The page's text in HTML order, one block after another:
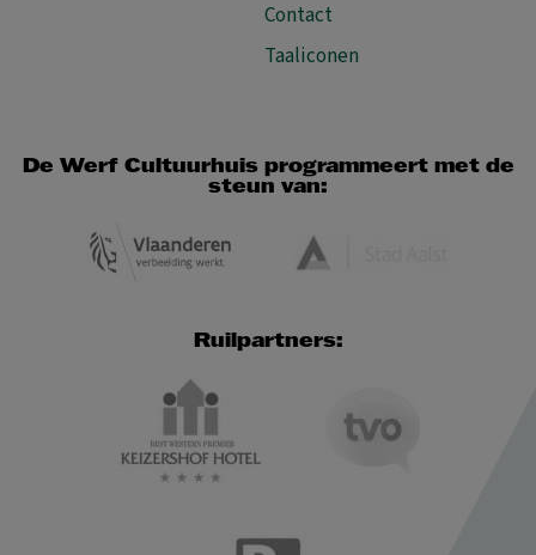
Contact
Taaliconen
De Werf Cultuurhuis programmeert met de
steun van:
Ruilpartners: